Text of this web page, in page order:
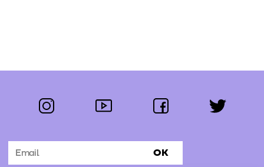
Segue-nos:
instagram youtube facebook twitter
Subscrever Newsletter OK